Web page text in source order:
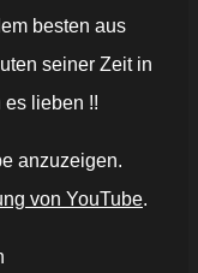
besten aus
seiner Zeit in
es lieben !!
anzuzeigen.
von YouTube.